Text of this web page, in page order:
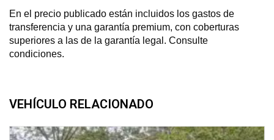
En el precio publicado están incluidos los gastos de
transferencia y una garantía premium, con coberturas
superiores a las de la garantía legal. Consulte
condiciones.
VEHÍCULO RELACIONADO